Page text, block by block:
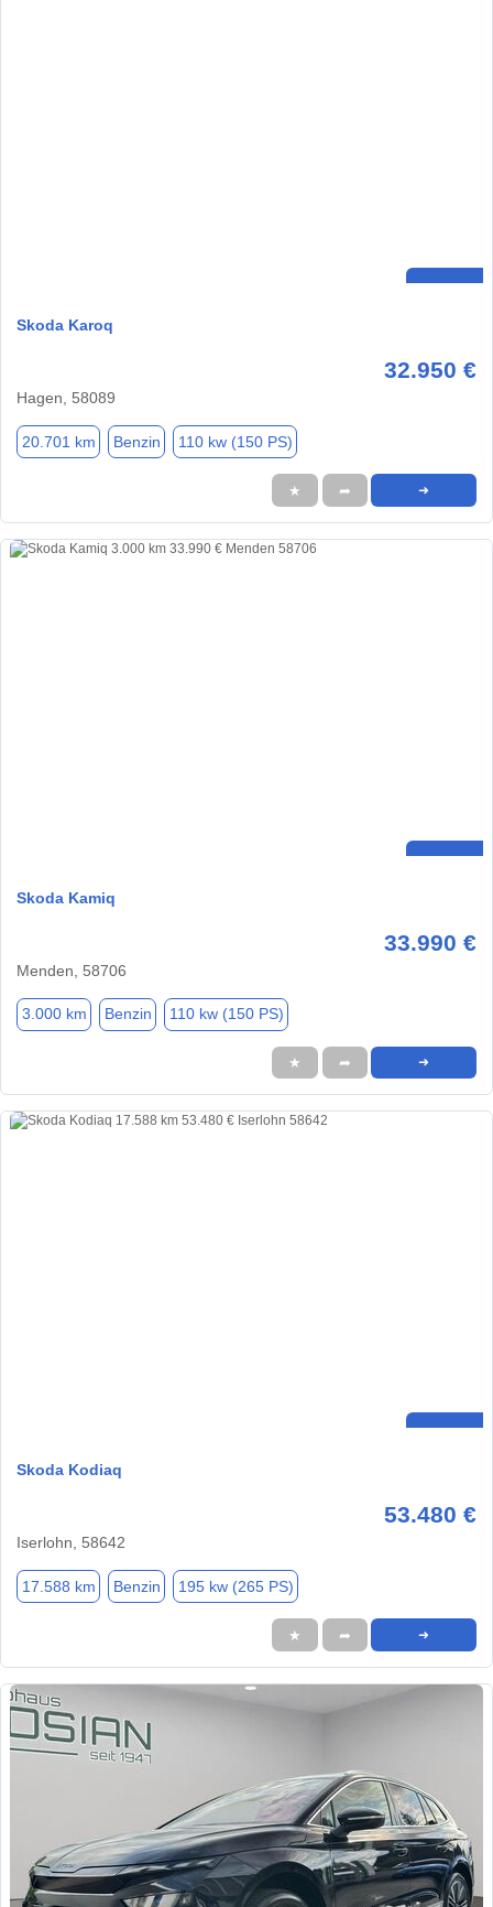
Skoda Karoq
32.950 €
Hagen, 58089
20.701 km Benzin 110 kw (150 PS)
★ ➦ ➜
Skoda Kamiq
33.990 €
Menden, 58706
3.000 km Benzin 110 kw (150 PS)
★ ➦ ➜
Skoda Kodiaq
53.480 €
Iserlohn, 58642
17.588 km Benzin 195 kw (265 PS)
★ ➦ ➜